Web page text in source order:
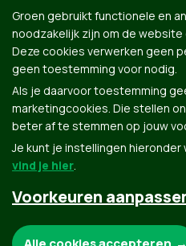
Groen.be
Groen gebruikt functionele en
noodzakelijk zijn om de
Deze cookies verwerken geen
geen toestemming voor nodig.
Als je daarvoor toestemming
marketingcookies. Die stellen
beter af te stemmen op jouw
Je kunt je instellingen hieronder
vind je hier.
Voorkeuren